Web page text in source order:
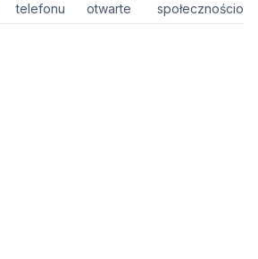
telefonu
otwarte